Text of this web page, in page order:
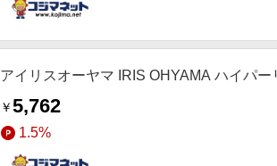
アイリスオーヤマ IRIS OHYAMA ハイパ
￥5,762
1.5%